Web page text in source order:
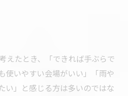
えたとき、「できれば手ぶらで
使いやすい会場がいい」「雨や
い」と感じる方は多いのではな